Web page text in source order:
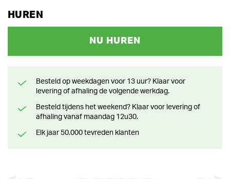
HUREN
NU HUREN
Besteld op weekdagen voor 13 uur? Klaar voor
levering of afhaling de volgende werkdag.
Besteld tijdens het weekend? Klaar voor levering of
afhaling vanaf maandag 12u30.
Elk jaar 50.000 tevreden klanten